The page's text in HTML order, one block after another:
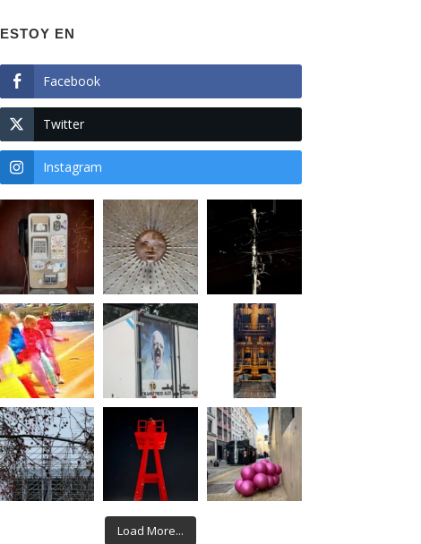
ESTOY EN
Facebook
Twitter
Instagram
Load More...